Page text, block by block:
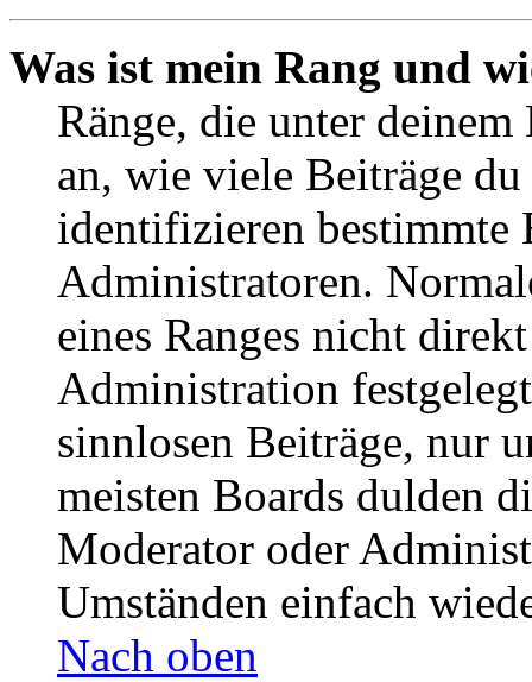
Was ist mein Rang und
Ränge, die unter deinem
an, wie viele Beiträge
identifizieren bestimmte
Administratoren.
eines Ranges nicht
Administration
sinnlosen Beiträge, nur
meisten Boards dulden
Moderator oder
Umständen einfach
Nach oben